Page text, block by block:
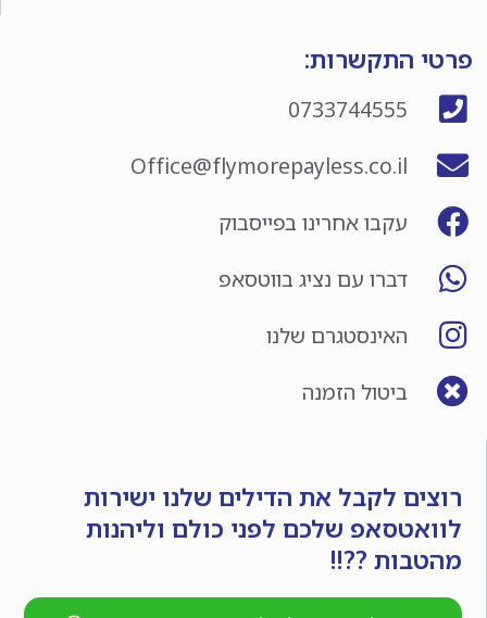
פרטי התקשרות:
0733744555
Office@flymorepayless.co.il
עקבו אחרינו בפייסבוק
דברו עם נציג בווטסאפ
האינסטגרם שלנו
ביטול הזמנה
רוצים לקבל את הדילים שלנו ישירות
לוואטסאפ שלכם לפני כולם וליהנות
מהטבות ??!!